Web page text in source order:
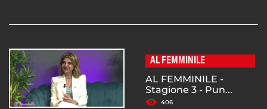
AL FEMMINILE
AL FEMMINILE -
Stagione 3 - Pun...
406